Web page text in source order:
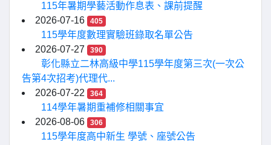
115年暑期學藝活動作息表、課前提醒
2026-07-16
405
115學年度數理實驗班錄取名單公告
2026-07-27
390
彰化縣立二林高級中學115學年度第三次(一次公
告第4次招考)代理代...
2026-07-22
364
114學年暑期重補修相關事宜
2026-08-06
306
115學年度高中新生 學號、座號公告